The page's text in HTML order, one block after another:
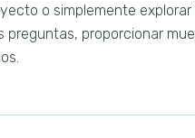
o simplemente
preguntas, proporcionar